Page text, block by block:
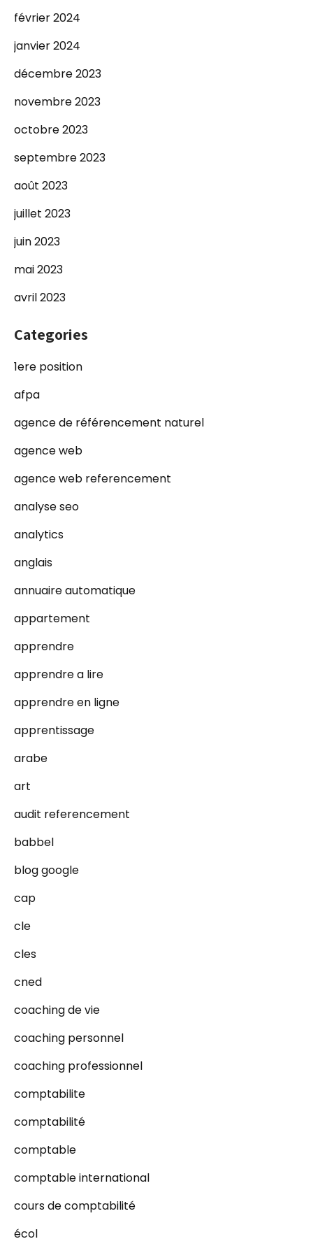
février 2024
janvier 2024
décembre 2023
novembre 2023
octobre 2023
septembre 2023
août 2023
juillet 2023
juin 2023
mai 2023
avril 2023
Categories
1ere position
afpa
agence de référencement naturel
agence web
agence web referencement
analyse seo
analytics
anglais
annuaire automatique
appartement
apprendre
apprendre a lire
apprendre en ligne
apprentissage
arabe
art
audit referencement
babbel
blog google
cap
cle
cles
cned
coaching de vie
coaching personnel
coaching professionnel
comptabilite
comptabilité
comptable
comptable international
cours de comptabilité
écol